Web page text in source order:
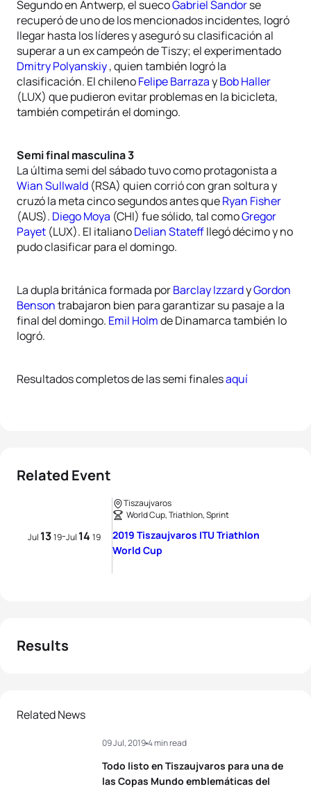
Segundo en Antwerp, el suecoGabriel Sandorse
recuperó de uno de los mencionados incidentes, logró
llegar hasta los líderes y aseguró su clasificación al
superar a un ex campeón de Tiszy; el experimentado
Dmitry Polyanskiy, quien también logró la
clasificación. El chilenoFelipe BarrazayBob Haller
(LUX) que pudieron evitar problemas en la bicicleta,
también competirán el domingo.
Semi final masculina 3
La última semi del sábado tuvo como protagonista a
Wian Sullwald (RSA) quien corrió con gran soltura y
cruzó la meta cinco segundos antes queRyan Fisher
(AUS). Diego Moya (CHI) fue sólido, tal comoGregor
Payet (LUX). El italianoDelian Stateffllegó décimo y no
pudo clasificar para el domingo.
La dupla británica formada porBarclay IzzardyGordon
Bensontrabajaron bien para garantizar su pasaje a la
final del domingo. Emil Holmde Dinamarca también lo
logró.
Resultados completos de las semi finalesaquí
Related Event
Jul 1319-Jul 14 19
Tiszaujvaros
World Cup, Triathlon, Sprint
2019 Tiszaujvaros ITU Triathlon
World Cup
Results
Related News
Todo listo en Tiszaujvaros para una de
las Copas Mundo emblemáticas del
09 Jul, 20194 min read